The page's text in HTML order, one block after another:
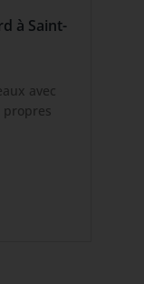
à Saint-
avec
propres